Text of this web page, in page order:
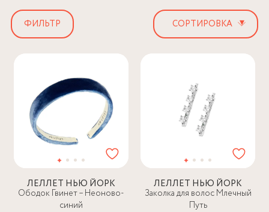
ФИЛЬТР ▾
ЛЕЛЛЕТ НЬЮ ЙОРК
Ободок Гвинет – Неоново-
синий
ЛЕЛЛЕТ НЬЮ ЙОРК
Заколка для волос Млечный
Путь